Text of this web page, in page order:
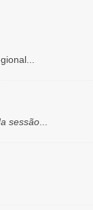
sessão